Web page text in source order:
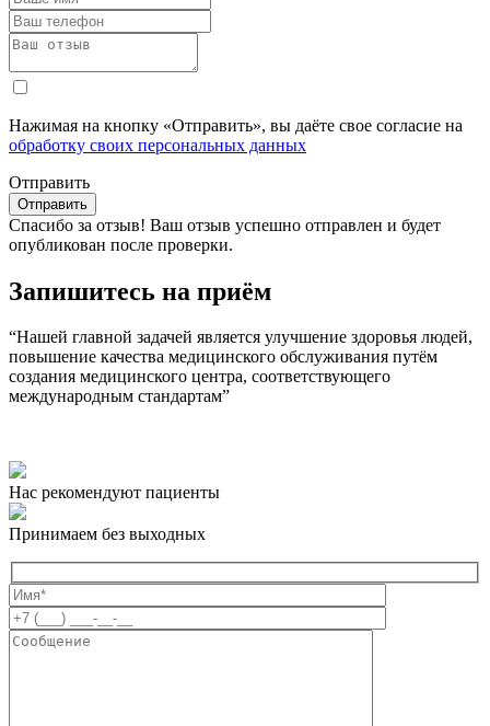
Нажимая на кнопку «Отправить», вы даёте свое согласие на
обработку своих персональных данных
Отправить
Спасибо за отзыв! Ваш отзыв успешно отправлен и будет
опубликован после проверки.
Запишитесь на приём
“Нашей главной задачей является улучшение здоровья людей,
повышение качества медицинского обслуживания путём
создания медицинского центра, соответствующего
международным стандартам”
Нас рекомендуют пациенты
Принимаем без выходных